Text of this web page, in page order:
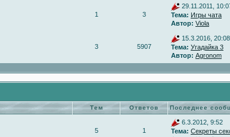
1 3
29.11.2011,
Тема: Игры чата
Автор: Viola
3 5907
15.3.2016, 20:08
Тема: Угадайка 3
Автор: Agronom
Тем Ответов Последнее
5 1
6.3.2012, 9:52
Тема: Секреты